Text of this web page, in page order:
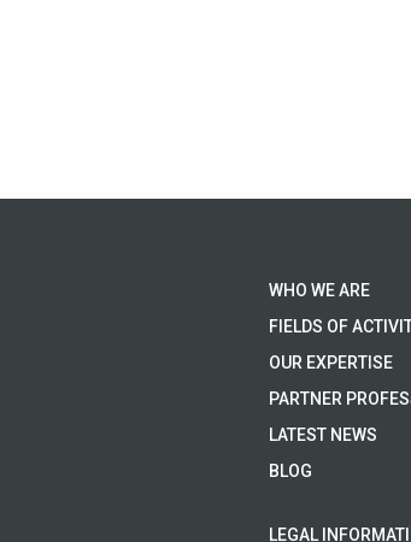
WHO WE ARE
FIELDS OF
OUR EXPERTISE
PARTNER
LATEST NEWS
BLOG
LEGAL